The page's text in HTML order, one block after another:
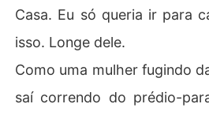
Casa. Eu só queria ir para
isso. Longe dele.
Como uma mulher fugindo
saí correndo do prédio-